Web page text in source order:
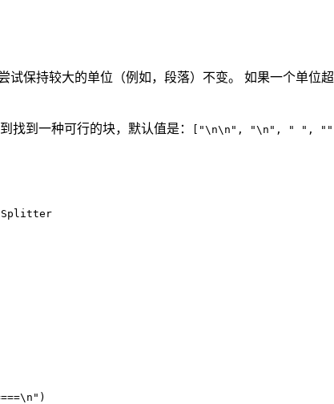
试保持较大的单位（例如，段落）不变。 如果一个单位
找到一种可行的块，默认值是： ["\n\n", "\n", " ",
\n " )